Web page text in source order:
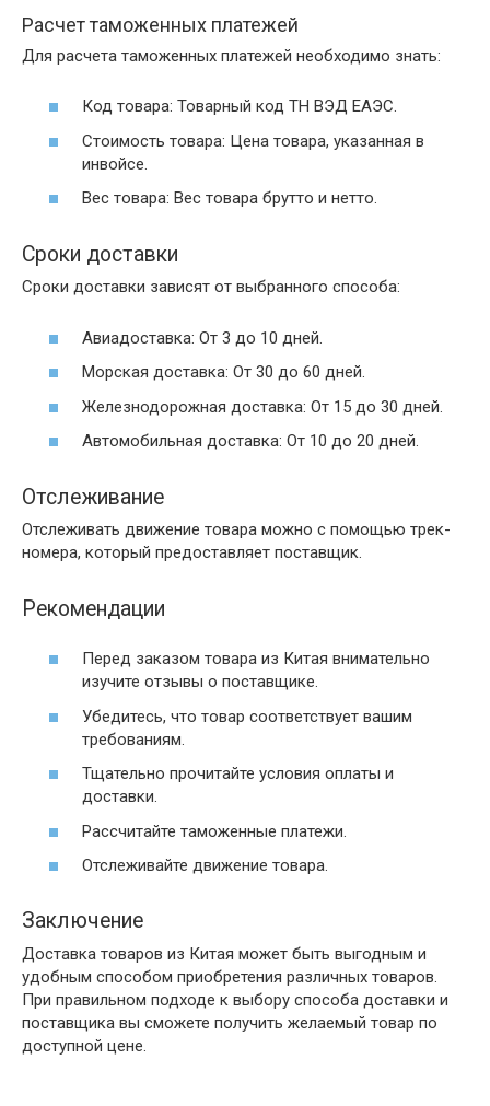
Расчет таможенных платежей
Для расчета таможенных платежей необходимо знать:
Код товара: Товарный код ТН ВЭД ЕАЭС.
Стоимость товара: Цена товара, указанная в
инвойсе.
Вес товара: Вес товара брутто и нетто.
Сроки доставки
Сроки доставки зависят от выбранного способа:
Авиадоставка: От 3 до 10 дней.
Морская доставка: От 30 до 60 дней.
Железнодорожная доставка: От 15 до 30 дней.
Автомобильная доставка: От 10 до 20 дней.
Отслеживание
Отслеживать движение товара можно с помощью трек-
номера, который предоставляет поставщик.
Рекомендации
Перед заказом товара из Китая внимательно
изучите отзывы о поставщике.
Убедитесь, что товар соответствует вашим
требованиям.
Тщательно прочитайте условия оплаты и
доставки.
Рассчитайте таможенные платежи.
Отслеживайте движение товара.
Заключение
Доставка товаров из Китая может быть выгодным и
удобным способом приобретения различных товаров.
При правильном подходе к выбору способа доставки и
поставщика вы сможете получить желаемый товар по
доступной цене.